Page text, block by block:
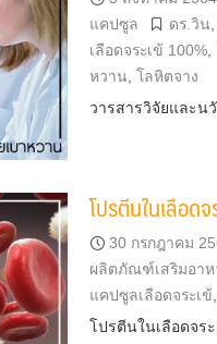
แคปซูล
ดร.วิน,
เลือดจระเข้ 100%,
หวาน, โลหิตจาง
วารสารวิจัยและน
โปรตีนในเลือดจ
30 กรกฎาคม
ผลิตภัณฑ์เสริมอาห
แคปซูลเลือดจระเข้
โปรตีนในเลือดจร